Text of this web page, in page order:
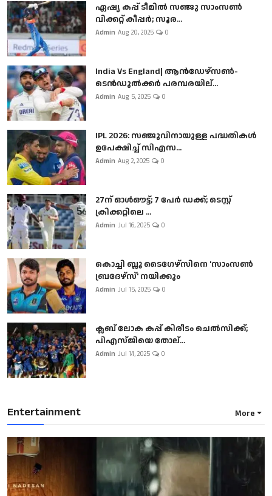
ഏഷ്യ കപ്പ് ടീമിൽ സഞ്ജു സാംസൺ
വിക്കറ്റ് കീപ്പർ; സൂര...
Admin Aug 20, 2025 0
India Vs England| ആൻഡേഴ്സൺ-
ടെൻഡുല്‍ക്കർ പരമ്പരയില്...
Admin Aug 5, 2025 0
IPL 2026: സഞ്ജുവിനായുള്ള പദ്ധതികൾ
ഉപേക്ഷിച്ച് സിഎസ...
Admin Aug 2, 2025 0
27ന് ഓൾഔട്ട്; 7 പേർ ഡക്ക്; ടെസ്റ്റ്
ക്രിക്കറ്റിലെ ...
Admin Jul 16, 2025 0
കൊച്ചി ബ്ലൂ ടൈഗേഴ്സിനെ 'സാംസൺ
ബ്രദേഴ്സ്' നയിക്കും
Admin Jul 15, 2025 0
ക്ലബ് ലോക കപ്പ് കിരീടം ചെല്‍സിക്ക്;
പിഎസ്ജിയെ തോല്...
Admin Jul 14, 2025 0
Entertainment More